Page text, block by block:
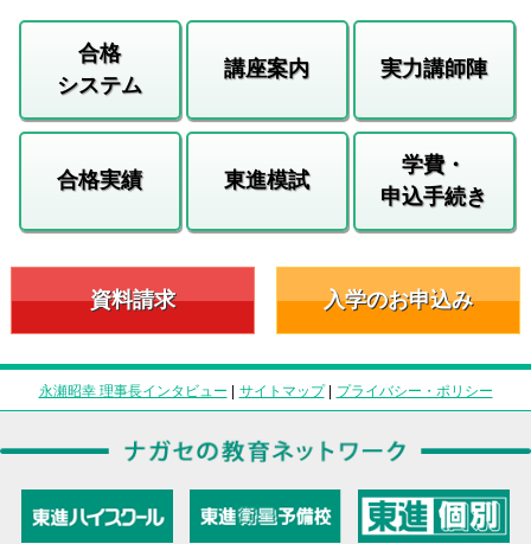
合格
システム
講座案内 実力講師陣
合格実績 東進模試
学費・
申込手続き
資料請求 入学のお申込み
永瀬昭幸 理事長インタビュー | サイトマップ| プライバシー・ポリシー